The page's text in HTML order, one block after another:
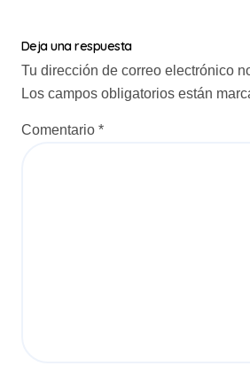
c
i
ó
n
Deja una respuesta
Tu dirección de correo electrónico
Los campos obligatorios están
Comentario *